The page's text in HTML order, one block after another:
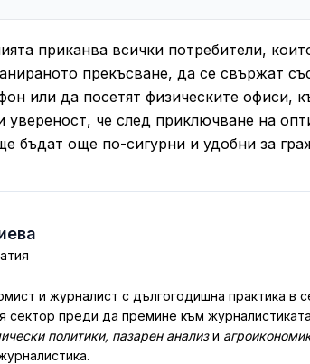
приканва всички потребители,
прекъсване, да се свържат
или да посетят физическите офиси,
увереност, че след приключване на
бъдат още по-сигурни и удобни за
и журналист с дългогодишна практика в
сектор преди да премине към
политики, пазарен анализи